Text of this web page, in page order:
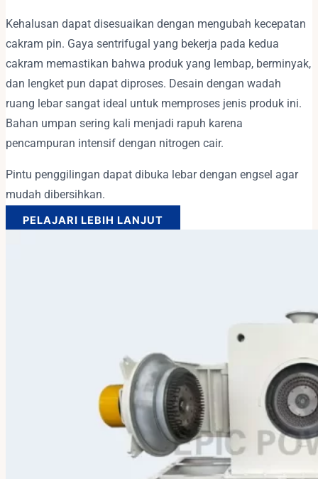
Kehalusan dapat disesuaikan dengan mengubah kecepatan
cakram pin. Gaya sentrifugal yang bekerja pada kedua
cakram memastikan bahwa produk yang lembap, berminyak,
dan lengket pun dapat diproses. Desain dengan wadah
ruang lebar sangat ideal untuk memproses jenis produk ini.
Bahan umpan sering kali menjadi rapuh karena
pencampuran intensif dengan nitrogen cair.
Pintu penggilingan dapat dibuka lebar dengan engsel agar
mudah dibersihkan.
PELAJARI LEBIH LANJUT